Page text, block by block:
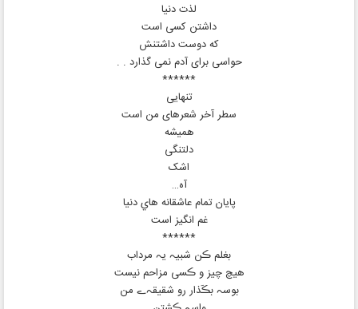
لذت دنیا
داشتن کسی است
که دوست داشتنش
حواسی برای آدم نمی گذارد . .
******
تنهایی
سطر آخر شعرهای من است
همیشه
دلتنگی
اشک
آه…
پایان تمام عاشقانه هاي‌ دنیا
غم انگیز است
******
بغلم ڪن شبیہ یہ مرداب
هیچ چیز و ڪسی مزاحم نیست
بوسہ بڪَذار رو شقیقہ‌ے من